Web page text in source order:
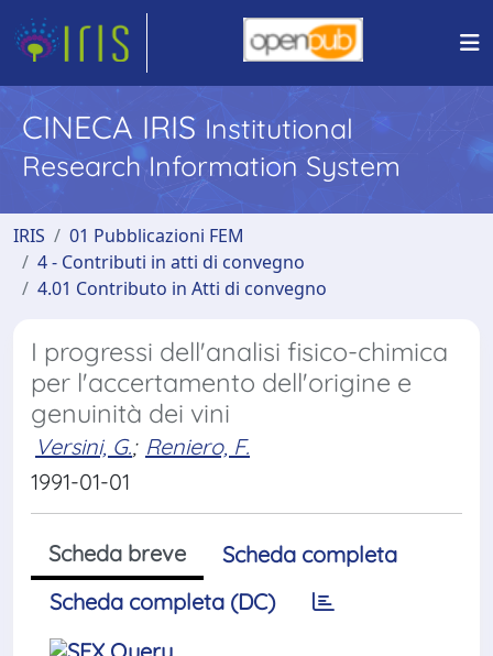
CINECA IRIS Institutional
Research Information System
IRIS
01 Pubblicazioni FEM
4 - Contributi in atti di convegno
4.01 Contributo in Atti di convegno
I progressi dell'analisi fisico-chimica
per l'accertamento dell'origine e
genuinità dei vini
Versini, G.; Reniero, F.
1991-01-01
Scheda breve
Scheda completa
Scheda completa (DC)